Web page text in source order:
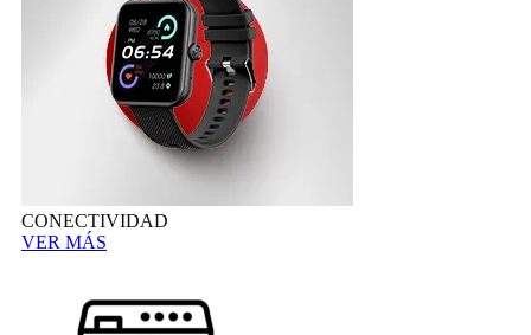
CONECTIVIDAD
VER MÁS